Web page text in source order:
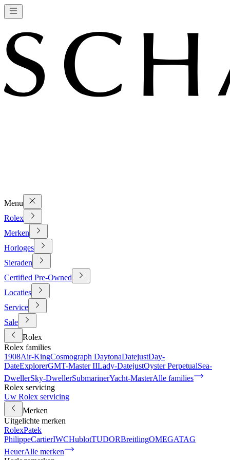
Menu
Rolex
Merken
Horloges
Sieraden
Certified Pre-Owned
Locaties
Service
Sale
Rolex
Rolex families
1908Air-KingCosmograph DaytonaDatejustDay-
DateExplorerGMT-Master IILady-DatejustOyster PerpetualSea-
DwellerSky-DwellerSubmarinerYacht-MasterAlle families
Rolex servicing
Uw Rolex servicing
Merken
Uitgelichte merken
RolexPatek
PhilippeCartierIWCHublotTUDORBreitlingOMEGATAG
HeuerAlle merken